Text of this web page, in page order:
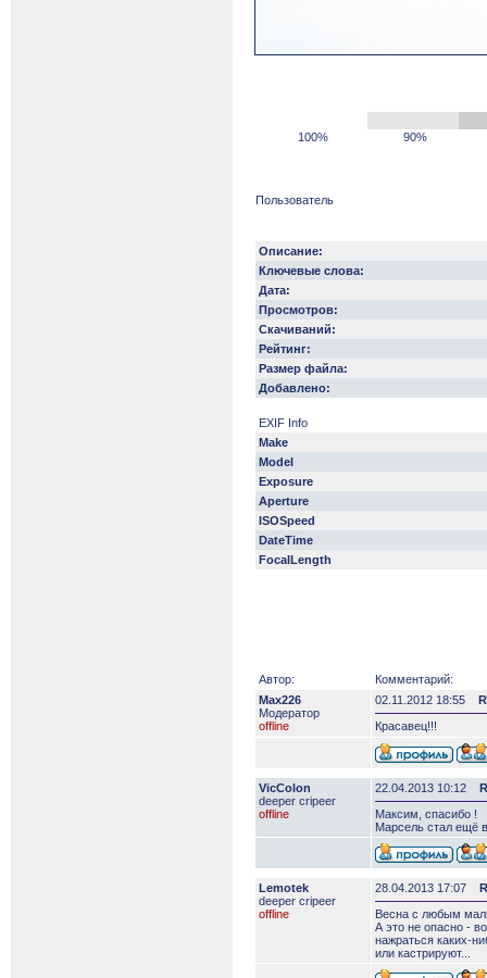
100% 90%
Пользователь
Описание:
Ключевые слова:
Дата:
Просмотров:
Скачиваний:
Рейтинг:
Размер файла:
Добавлено:
EXIF Info
Make
Model
Exposure
Aperture
ISOSpeed
DateTime
FocalLength
Автор:
Комментарий:
Max226
Модератор
offline
02.11.2012 18:55
Красавец!!!
VicColon
deeper сripeer
offline
22.04.2013 10:12
Максим, спасибо !
Марсель стал ещё
Lemotek
deeper сripeer
offline
28.04.2013 17:07
Весна с любым
А это не опасно -
нажраться каких-
или кастрируют...